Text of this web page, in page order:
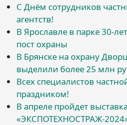
С Днём сотрудников
агентств!
В Ярославле в парке 30-
пост охраны
В Брянске на охрану
выделили более 25 млн
Всех специалистов
праздником!
В апреле пройдет выставка
«ЭКСПОТЕХНОСТРАЖ-